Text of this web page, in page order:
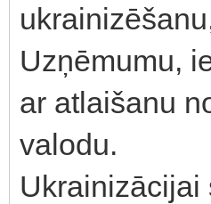
Uzņēmumu,
ar atlaišanu
valodu.
Ukrainizācijai